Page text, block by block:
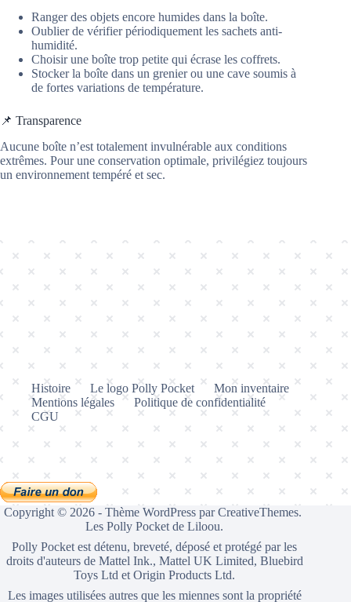
Ranger des objets encore humides dans la boîte.
Oublier de vérifier périodiquement les sachets anti-
humidité.
Choisir une boîte trop petite qui écrase les coffrets.
Stocker la boîte dans un grenier ou une cave soumis à
de fortes variations de température.
📌 Transparence
Aucune boîte n’est totalement invulnérable aux conditions
extrêmes. Pour une conservation optimale, privilégiez toujours
un environnement tempéré et sec.
Histoire Le logo Polly Pocket
Mon inventaire
Mentions légales
Politique de confidentialité
CGU
Copyright © 2026 - Thème WordPress parCreativeThemes.
Les Polly Pocket de Liloou.
Polly Pocket est détenu, breveté, déposé et protégé par les
droits d'auteurs de Mattel Ink., Mattel UK Limited, Bluebird
Toys Ltd et Origin Products Ltd.
Les images utilisées autres que les miennes sont la propriété